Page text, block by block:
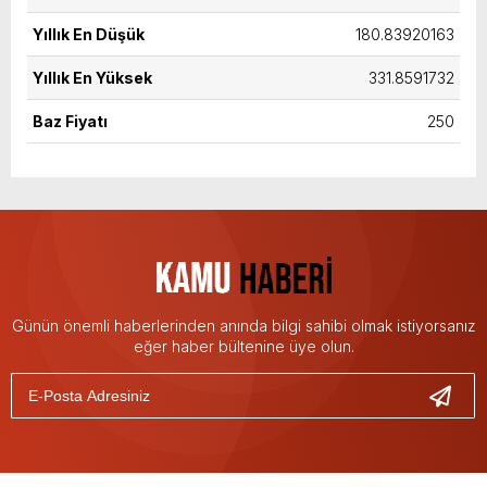
Yıllık En Düşük 180.83920163
Yıllık En Yüksek 331.8591732
Baz Fiyatı 250
Günün önemli haberlerinden anında bilgi sahibi olmak istiyorsanız
eğer haber bültenine üye olun.